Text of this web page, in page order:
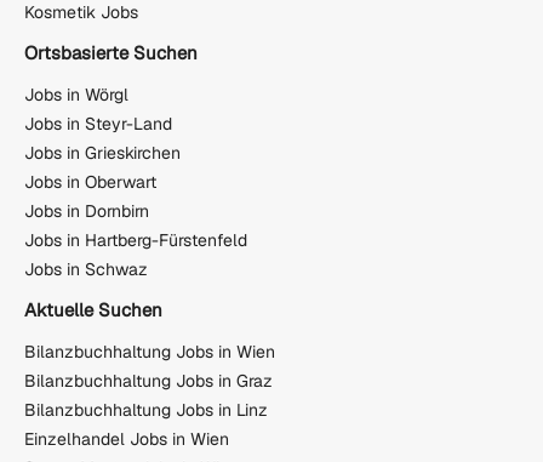
Kosmetik Jobs
Ortsbasierte Suchen
Jobs in Wörgl
Jobs in Steyr-Land
Jobs in Grieskirchen
Jobs in Oberwart
Jobs in Dornbirn
Jobs in Hartberg-Fürstenfeld
Jobs in Schwaz
Aktuelle Suchen
Bilanzbuchhaltung Jobs in Wien
Bilanzbuchhaltung Jobs in Graz
Bilanzbuchhaltung Jobs in Linz
Einzelhandel Jobs in Wien